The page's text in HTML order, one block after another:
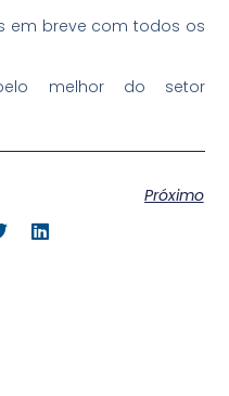
em breve com todos os
pelo melhor do setor
Próximo